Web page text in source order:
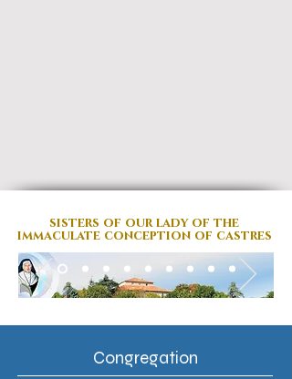
sisters of our lady of the
immaculate conception of castres
Congregation